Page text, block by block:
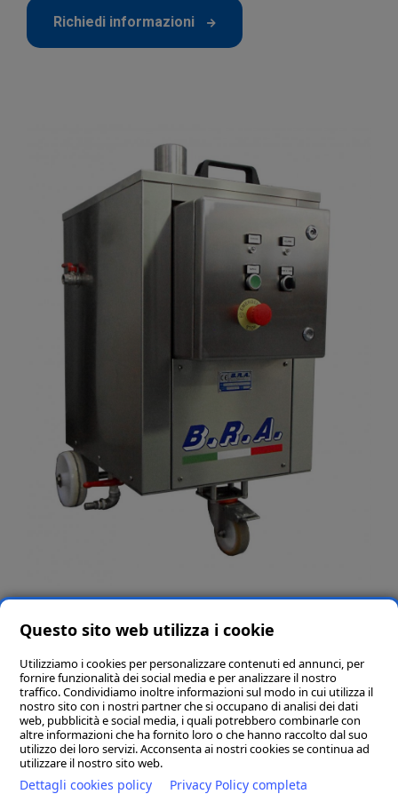
Richiedi informazioni
Questo sito web utilizza i cookie
Utilizziamo i cookies per personalizzare contenuti ed annunci, per
fornire funzionalità dei social media e per analizzare il nostro
traffico. Condividiamo inoltre informazioni sul modo in cui utilizza il
nostro sito con i nostri partner che si occupano di analisi dei dati
web, pubblicità e social media, i quali potrebbero combinarle con
altre informazioni che ha fornito loro o che hanno raccolto dal suo
utilizzo dei loro servizi. Acconsenta ai nostri cookies se continua ad
utilizzare il nostro sito web.
Dettagli cookies policy Privacy Policy completa